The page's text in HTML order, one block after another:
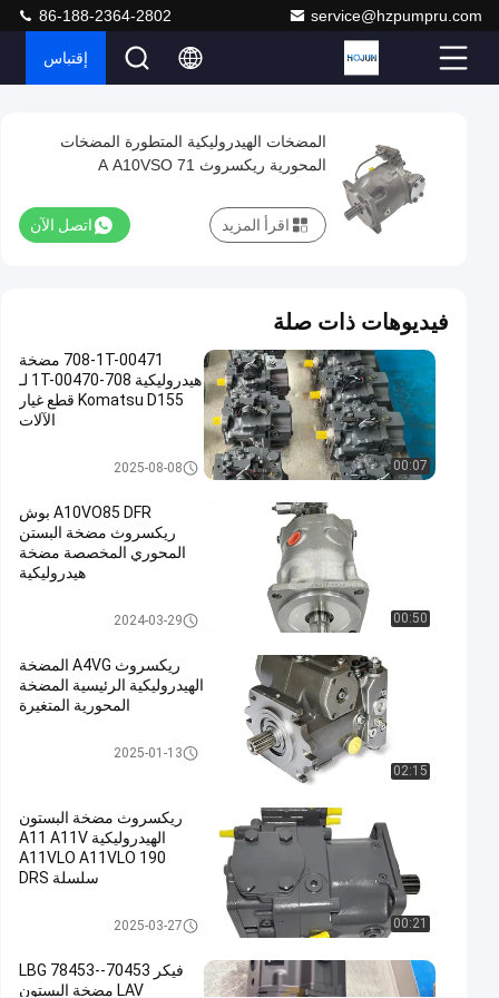
service@hzpumpru.com
86-188-2364-2802
إقتباس
Video
المضخات
الهيدروليكية
المتطورة
A10VSO
DFEH/31R-
PRA12KD5
2024-
01-08
اتصل الآن
شارك
المضخة
الرئيسية,مضخة
مكبس
ريكسروث,مضخات
ريكسروث
الهيدروليكية
Pump
Rexroth
Pumps
المضخات الهيدروليكية المتطورة المضخات
المحورية ريكسروث A A10VSO 71
اتصل الآن اقرأ المزيد
فيديوهات ذات صلة
00:07
708-1T-00471 مضخة
هيدروليكية 708-1T-00470 لـ
Komatsu D155 قطع غيار
الآلات
مضخة مكبس هيدروليكي
2025-08-08
00:50
A10VO85 DFR بوش
ريكسروث مضخة البستن
المحوري المخصصة مضخة
هيدروليكية
مضخات ريكسروث الهيدروليكية
2024-03-29
02:15
ريكسروث A4VG المضخة
الهيدروليكية الرئيسية المضخة
المحورية المتغيرة
مضخة مكبس هيدروليكي
2025-01-13
00:21
ريكسروث مضخة البستون
الهيدروليكية A11 A11V
A11VLO A11VLO 190
سلسلة DRS
مضخة مكبس هيدروليكي
2025-03-27
فيكر 70453-LBG 78453-
LAV مضخة البستون